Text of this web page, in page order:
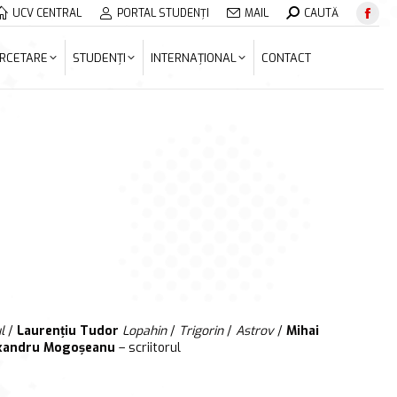
UCV CENTRAL PORTAL STUDENȚI MAIL Search:CAUTĂ
STUDENȚI INTERNAȚIONAL CONTACT
/ Laurențiu Tudor Lopahin/ Trigorin/ Astrov/ Mihai
Mogoșeanu – scriitorul
STUDENȚI INTERNAȚIONAL CONTACT